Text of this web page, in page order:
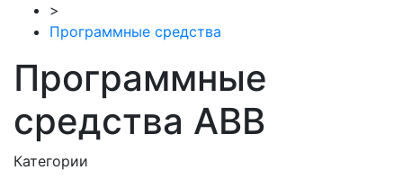
>
Программные средства
Программные
средства ABB
Категории